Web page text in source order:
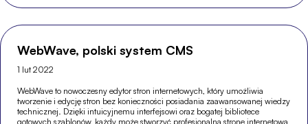
WebWave, polski system CMS
1 lut 2022
WebWave to nowoczesny edytor stron internetowych, który umożliwia
tworzenie i edycję stron bez konieczności posiadania zaawansowanej wiedzy
technicznej. Dzięki intuicyjnemu interfejsowi oraz bogatej bibliotece
gotowych szablonów, każdy może stworzyć profesjonalną stronę internetową